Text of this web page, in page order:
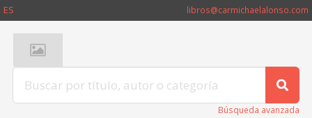
ES libros@carmichaelalonso.com
Búsqueda avanzada